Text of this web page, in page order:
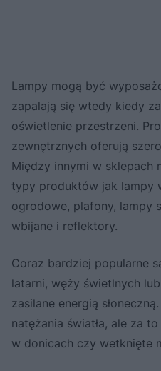
Lampy mogą być
zapalają się wtedy kiedy
oświetlenie przestrzeni.
zewnętrznych oferują
Między innymi w sklepach
typy produktów jak lampy
ogrodowe, plafony, lampy
wbijane i reflektory.
Coraz bardziej popularne
latarni, węży świetlnych
zasilane energią
natężania światła, ale za
w donicach czy wetknięte